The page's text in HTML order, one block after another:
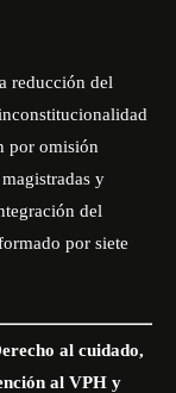
reducción del
por omisión
y
del
por siete
al cuidado,
al VPH y